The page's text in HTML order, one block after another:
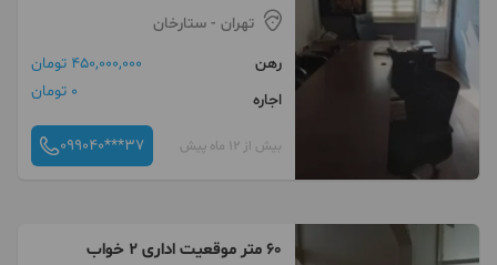
تهران - ستارخان
رهن
450,000,000 تومان
اجاره
0 تومان
بیش از 12 ماه پیش 099040***37
۶۰ متر موقعیت اداری ۲ خواب